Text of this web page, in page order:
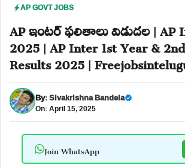
AP GOVT JOBS
AP ఇంటర్ ఫలితాలు విడుదల | AP
2025 | AP Inter 1st Year &
Results 2025 |
By:Sivakrishna Bandela
On: April 15, 2025
Join WhatsApp